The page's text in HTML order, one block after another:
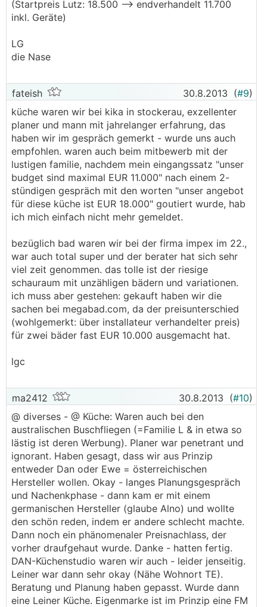
(Startpreis Lutz: 18.500 --> endverhandelt 11.700
inkl. Geräte)
LG
die Nase
fateish 30.8.2013 (#9)
küche waren wir bei kika in stockerau, exzellenter
planer und mann mit jahrelanger erfahrung, das
haben wir im gespräch gemerkt - wurde uns auch
empfohlen. waren auch beim mitbewerb mit der
lustigen familie, nachdem mein eingangssatz "unser
budget sind maximal EUR 11.000" nach einem 2-
stündigen gespräch mit den worten "unser angebot
für diese küche ist EUR 18.000" goutiert wurde, hab
ich mich einfach nicht mehr gemeldet.
bezüglich bad waren wir bei der firma impex im 22.,
war auch total super und der berater hat sich sehr
viel zeit genommen. das tolle ist der riesige
schauraum mit unzähligen bädern und variationen.
ich muss aber gestehen: gekauft haben wir die
sachen bei megabad.com, da der preisunterschied
(wohlgemerkt: über installateur verhandelter preis)
für zwei bäder fast EUR 10.000 ausgemacht hat.
lgc
ma2412 30.8.2013 (#10)
@ diverses - @ Küche: Waren auch bei den
australischen Buschfliegen (=Familie L & in etwa so
lästig ist deren Werbung). Planer war penetrant und
ignorant. Haben gesagt, dass wir aus Prinzip
entweder Dan oder Ewe = österreichischen
Hersteller wollen. Okay - langes Planungsgespräch
und Nachenkphase - dann kam er mit einem
germanischen Hersteller (glaube Alno) und wollte
den schön reden, indem er andere schlecht machte.
Dann noch ein phänomenaler Preisnachlass, der
vorher draufgehaut wurde. Danke - hatten fertig.
DAN-Küchenstudio waren wir auch - leider jenseitig.
Leiner war dann sehr okay (Nähe Wohnort TE).
Beratung und Planung haben gepasst. Wurde dann
eine Leiner Küche. Eigenmarke ist im Prinzip eine FM